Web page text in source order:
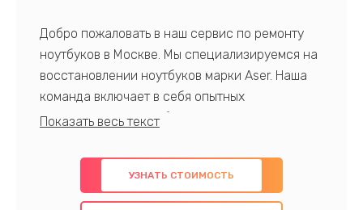
Добро пожаловать в наш сервис по ремонту
ноутбуков в Москве. Мы специализируемся на
восстановлении ноутбуков марки Aser. Наша
команда включает в себя опытных
профессионалов с обширными знаниями и
предлагаем быстрый и качественный ремонт с
использованием оригинальных компонентов, а
также гарантируем качество всех
УЗНАТЬ СТОИМОСТЬ